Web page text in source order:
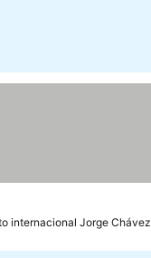
internacional Jorge Chávez